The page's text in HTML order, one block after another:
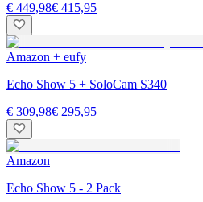
€ 449,98€ 415,95
Amazon + eufy
Echo Show 5 + SoloCam S340
€ 309,98€ 295,95
Amazon
Echo Show 5 - 2 Pack